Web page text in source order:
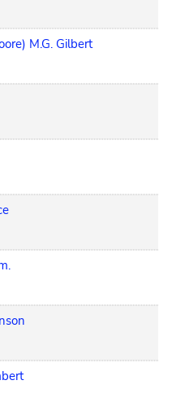
M.G. Gilbert